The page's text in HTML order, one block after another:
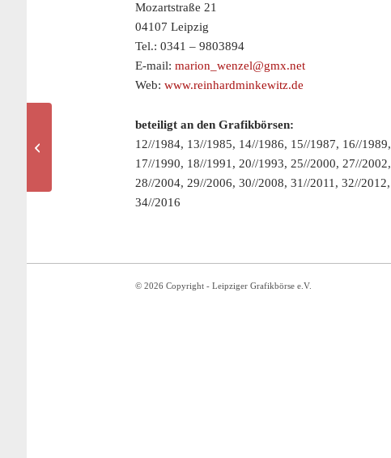
Mozartstraße 21
04107 Leipzig
Tel.: 0341 – 9803894
E-mail: marion_wenzel@gmx.net
Web: www.reinhardminkewitz.de
beteiligt an den Grafikbörsen:
12//1984, 13//1985, 14//1986, 15//1987, 16//1989,
17//1990, 18//1991, 20//1993, 25//2000, 27//2002,
28//2004, 29//2006, 30//2008, 31//2011, 32//2012,
34//2016
© 2026 Copyright - Leipziger Grafikbörse e.V.